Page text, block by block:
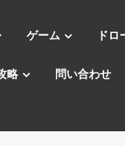
ゲーム ドロ
略 問い合わせ